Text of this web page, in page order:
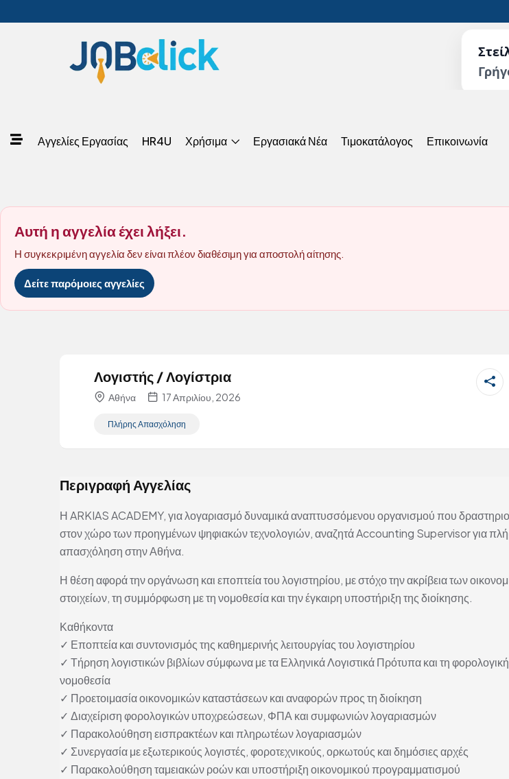
Αγγελίες Εργασίας HR4U Χρήσιμα Εργασιακά Νέα Τιμοκατάλογος Επικοινωνία
Αυτή η αγγελία έχει λήξει.
Η συγκεκριμένη αγγελία δεν είναι πλέον διαθέσιμη για αποστολή αίτησης.
Δείτε παρόμοιες αγγελίες
Λογιστής / Λογίστρια
Αθήνα 17 Απριλίου, 2026
Πλήρης Απασχόληση
Περιγραφή Αγγελίας
Η ARKIAS ACADEMY, για λογαριασμό δυναμικά αναπτυσσόμενου οργανισμού που
στον χώρο των προηγμένων ψηφιακών τεχνολογιών, αναζητά Accounting Supervisor για
απασχόληση στην Αθήνα.
Η θέση αφορά την οργάνωση και εποπτεία του λογιστηρίου, με στόχο την ακρίβεια των
στοιχείων, τη συμμόρφωση με τη νομοθεσία και την έγκαιρη υποστήριξη της διοίκησης.
Καθήκοντα
✓ Εποπτεία και συντονισμός της καθημερινής λειτουργίας του λογιστηρίου
✓ Τήρηση λογιστικών βιβλίων σύμφωνα με τα Ελληνικά Λογιστικά Πρότυπα και τη φορολογική
νομοθεσία
✓ Προετοιμασία οικονομικών καταστάσεων και αναφορών προς τη διοίκηση
✓ Διαχείριση φορολογικών υποχρεώσεων, ΦΠΑ και συμφωνιών λογαριασμών
✓ Παρακολούθηση εισπρακτέων και πληρωτέων λογαριασμών
✓ Συνεργασία με εξωτερικούς λογιστές, φοροτεχνικούς, ορκωτούς και δημόσιες αρχές
✓ Παρακολούθηση ταμειακών ροών και υποστήριξη οικονομικού προγραμματισμού